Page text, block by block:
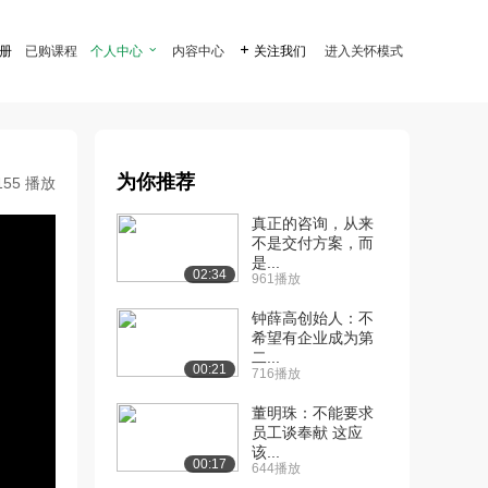
已购课程 个人中心  内容中心  关注我们 进入关怀模式
播放 为你推荐
02:34
真正的咨询，从来
不是交付方案，而
是...
961播放
00:21
钟薛高创始人：不
希望有企业成为第
二...
716播放
00:17
董明珠：不能要求
员工谈奉献 这应
该...
644播放